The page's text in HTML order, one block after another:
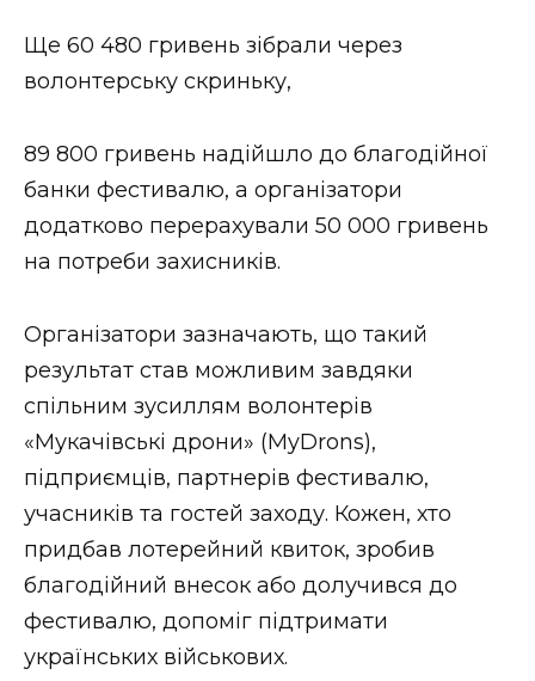
ФОТО
Ще 60 480 гривень зібрали через
волонтерську скриньку,
89 800 гривень надійшло до благодійної
банки фестивалю, а організатори
додатково перерахували 50 000 гривень
на потреби захисників.
Організатори зазначають, що такий
результат став можливим завдяки
спільним зусиллям волонтерів
«Мукачівські дрони» (MyDrons),
підприємців, партнерів фестивалю,
учасників та гостей заходу. Кожен, хто
придбав лотерейний квиток, зробив
благодійний внесок або долучився до
фестивалю, допоміг підтримати
українських військових.